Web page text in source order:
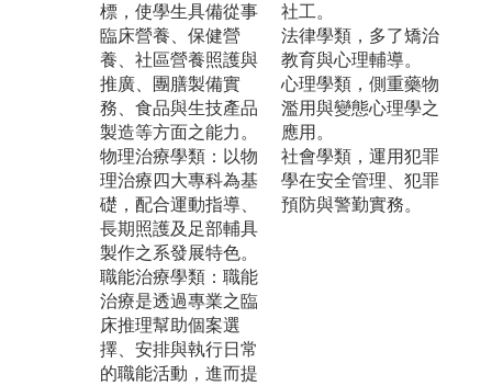
標，使學生具備從事
臨床營養、保健營
養、社區營養照護與
推廣、團膳製備實
務、食品與生技產品
製造等方面之能力。
物理治療學類：以物
理治療四大專科為基
礎，配合運動指導、
長期照護及足部輔具
製作之系發展特色。
職能治療學類：職能
治療是透過專業之臨
床推理幫助個案選
擇、安排與執行日常
的職能活動，進而提
社工。
法律學類，多了矯治
教育與心理輔導。
心理學類，側重藥物
濫用與變態心理學之
應用。
社會學類，運用犯罪
學在安全管理、犯罪
預防與警勤實務。